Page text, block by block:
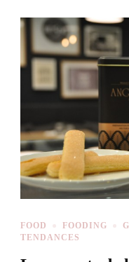
FOOD FOODING
TENDANCES